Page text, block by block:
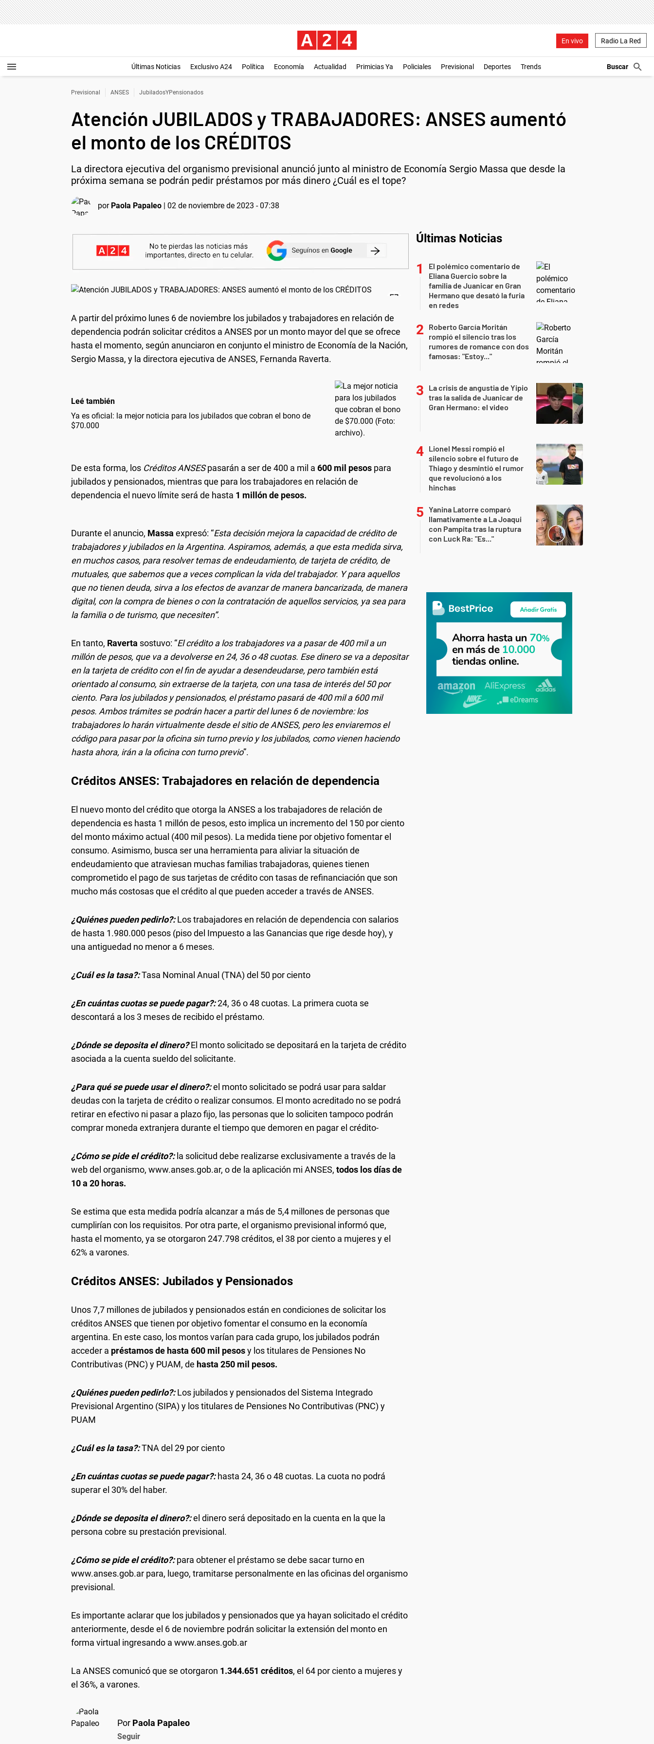
En vivo Radio La Red
Últimas Noticias Exclusivo A24 Política Economía Actualidad Primicias Ya Policiales Previsional Deportes Trends
Previsional ANSES JubiladosYPensionados
Atención JUBILADOS y TRABAJADORES: ANSES aumentó
el monto de los CRÉDITOS
La directora ejecutiva del organismo previsional anunció junto al ministro de Economía Sergio Massa que desde la
próxima semana se podrán pedir préstamos por más dinero ¿Cuál es el tope?
por Paola Papaleo | 02 de noviembre de 2023 - 07:38
A partir del próximo lunes 6 de noviembre los jubilados y trabajadores en relación de
dependencia podrán solicitar créditos a ANSES por un monto mayor del que se ofrece
hasta el momento, según anunciaron en conjunto el ministro de Economía de la Nación,
Sergio Massa, y la directora ejecutiva de ANSES, Fernanda Raverta.
Leé también
Ya es oficial: la mejor noticia para los jubilados que cobran el bono de
$70.000
De esta forma, los Créditos ANSESpasarán a ser de 400 a mil a 600 mil pesos para
jubilados y pensionados, mientras que para los trabajadores en relación de
dependencia el nuevo límite será de hasta 1 millón de pesos.
Durante el anuncio, Massa expresó: “Esta decisión mejora la capacidad de crédito de
trabajadores y jubilados en la Argentina. Aspiramos, además, a que esta medida sirva,
en muchos casos, para resolver temas de endeudamiento, de tarjeta de crédito, de
mutuales, que sabemos que a veces complican la vida del trabajador. Y para aquellos
que no tienen deuda, sirva a los efectos de avanzar de manera bancarizada, de manera
digital, con la compra de bienes o con la contratación de aquellos servicios, ya sea para
la familia o de turismo, que necesiten”.
En tanto, Raverta sostuvo: “El crédito a los trabajadores va a pasar de 400 mil a un
millón de pesos, que va a devolverse en 24, 36 o 48 cuotas. Ese dinero se va a depositar
en la tarjeta de crédito con el fin de ayudar a desendeudarse, pero también está
orientado al consumo, sin extraerse de la tarjeta, con una tasa de interés del 50 por
ciento. Para los jubilados y pensionados, el préstamo pasará de 400 mil a 600 mil
pesos. Ambos trámites se podrán hacer a partir del lunes 6 de noviembre: los
trabajadores lo harán virtualmente desde el sitio de ANSES, pero les enviaremos el
código para pasar por la oficina sin turno previo y los jubilados, como vienen haciendo
hasta ahora, irán a la oficina con turno previo”.
Créditos ANSES: Trabajadores en relación de dependencia
El nuevo monto del crédito que otorga la ANSES a los trabajadores de relación de
dependencia es hasta 1 millón de pesos, esto implica un incremento del 150 por ciento
del monto máximo actual (400 mil pesos). La medida tiene por objetivo fomentar el
consumo. Asimismo, busca ser una herramienta para aliviar la situación de
endeudamiento que atraviesan muchas familias trabajadoras, quienes tienen
comprometido el pago de sus tarjetas de crédito con tasas de refinanciación que son
mucho más costosas que el crédito al que pueden acceder a través de ANSES.
¿Quiénes pueden pedirlo?:Los trabajadores en relación de dependencia con salarios
de hasta 1.980.000 pesos (piso del Impuesto a las Ganancias que rige desde hoy), y
una antiguedad no menor a 6 meses.
¿Cuál es la tasa?:Tasa Nominal Anual (TNA) del 50 por ciento
¿En cuántas cuotas se puede pagar?:24, 36 o 48 cuotas. La primera cuota se
descontará a los 3 meses de recibido el préstamo.
¿Dónde se deposita el dinero?El monto solicitado se depositará en la tarjeta de crédito
asociada a la cuenta sueldo del solicitante.
¿Para qué se puede usar el dinero?:el monto solicitado se podrá usar para saldar
deudas con la tarjeta de crédito o realizar consumos. El monto acreditado no se podrá
retirar en efectivo ni pasar a plazo fijo, las personas que lo soliciten tampoco podrán
comprar moneda extranjera durante el tiempo que demoren en pagar el crédito-
¿Cómo se pide el crédito?:la solicitud debe realizarse exclusivamente a través de la
web del organismo, www.anses.gob.ar, o de la aplicación mi ANSES, todos los días de
10 a 20 horas.
Se estima que esta medida podría alcanzar a más de 5,4 millones de personas que
cumplirían con los requisitos. Por otra parte, el organismo previsional informó que,
hasta el momento, ya se otorgaron 247.798 créditos, el 38 por ciento a mujeres y el
62% a varones.
Créditos ANSES: Jubilados y Pensionados
Unos 7,7 millones de jubilados y pensionados están en condiciones de solicitar los
créditos ANSES que tienen por objetivo fomentar el consumo en la economía
argentina. En este caso, los montos varían para cada grupo, los jubilados podrán
acceder a préstamos de hasta 600 mil pesosy los titulares de Pensiones No
Contributivas (PNC) y PUAM, de hasta 250 mil pesos.
¿Quiénes pueden pedirlo?:Los jubilados y pensionados del Sistema Integrado
Previsional Argentino (SIPA) y los titulares de Pensiones No Contributivas (PNC) y
PUAM
¿Cuál es la tasa?:TNA del 29 por ciento
¿En cuántas cuotas se puede pagar?:hasta 24, 36 o 48 cuotas. La cuota no podrá
superar el 30% del haber.
¿Dónde se deposita el dinero?:el dinero será depositado en la cuenta en la que la
persona cobre su prestación previsional.
¿Cómo se pide el crédito?:para obtener el préstamo se debe sacar turno en
www.anses.gob.ar para, luego, tramitarse personalmente en las oficinas del organismo
previsional.
Es importante aclarar que los jubilados y pensionados que ya hayan solicitado el crédito
anteriormente, desde el 6 de noviembre podrán solicitar la extensión del monto en
forma virtual ingresando a www.anses.gob.ar
La ANSES comunicó que se otorgaron 1.344.651 créditos, el 64 por ciento a mujeres y
el 36%, a varones.
Por Paola Papaleo
Seguir
Últimas Noticias
El polémico comentario de
Eliana Guercio sobre la
familia de Juanicar en Gran
Hermano que desató la furia
en redes
Roberto García Moritán
rompió el silencio tras los
rumores de romance con dos
famosas: "Estoy..."
La crisis de angustia de Yipio
tras la salida de Juanicar de
Gran Hermano: el video
Lionel Messi rompió el
silencio sobre el futuro de
Thiago y desmintió el rumor
que revolucionó a los
hinchas
Yanina Latorre comparó
llamativamente a La Joaqui
con Pampita tras la ruptura
con Luck Ra: "Es..."